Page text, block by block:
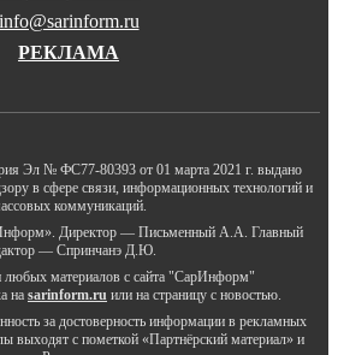
info@sarinform.ru
РЕКЛАМА
Эл № ФС77-80393 от 01 марта 2021 г. выдано
в сфере связи, информационных технологий и
коммуникаций.
Директор — Письменный А.А. Главный
— Спринчанэ Д.Ю.
любых материалов с сайта "СарИнформ"
на sarinform.ru или на страницу с новостью.
за достоверность информации в рекламных
выходят с пометкой «Партнёрский материал» и